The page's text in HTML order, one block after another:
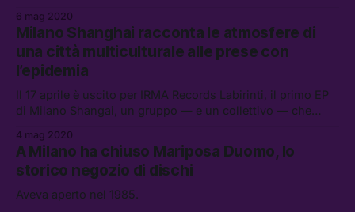
6 mag 2020
Milano Shanghai racconta le atmosfere di
una città multiculturale alle prese con
l’epidemia
Il 17 aprile è uscito per IRMA Records Labirinti, il primo EP
di Milano Shangai, un gruppo — e un collettivo — che
mascherine da prima che diventassero indispensabili.
4 mag 2020
A Milano ha chiuso Mariposa Duomo, lo
storico negozio di dischi
Aveva aperto nel 1985.